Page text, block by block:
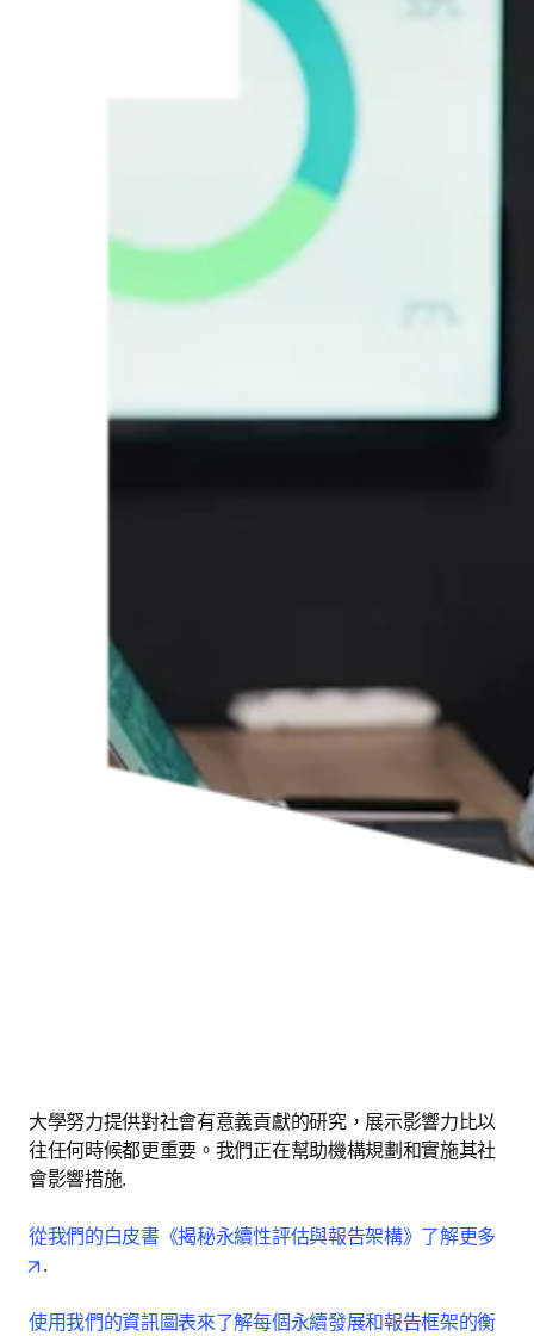
大學努力提供對社會有意義貢獻的研究，展示影響力比以
往任何時候都更重要。我們正在幫助機構規劃和實施其社
會影響措施.
從我們的白皮書《揭秘永續性評估與報告架構》了解更多
opens in new tab/window
.
使用我們的資訊圖表來了解每個永續發展和報告框架的衡